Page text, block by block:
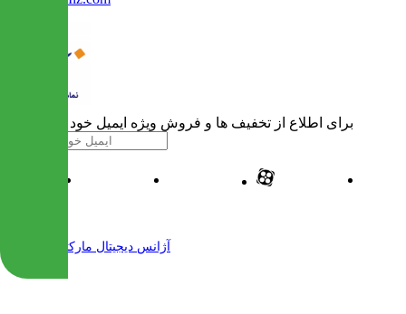
برای اطلاع از تخفیف ها و فروش ویژه ایمیل خود را وارد کنید
آژانس دیجیتال مارکتینگ مهرنت